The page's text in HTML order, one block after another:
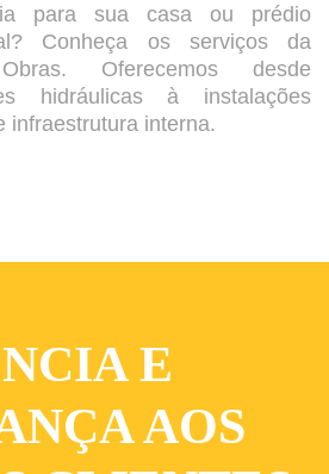
para sua casa ou prédio
Conheça os serviços da
Oferecemos desde
hidráulicas à instalações
infraestrutura interna.
E
AOS